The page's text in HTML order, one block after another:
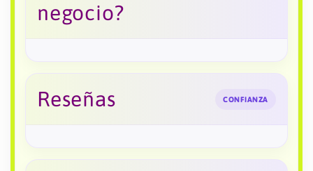
negocio?
Reseñas CONFIANZA